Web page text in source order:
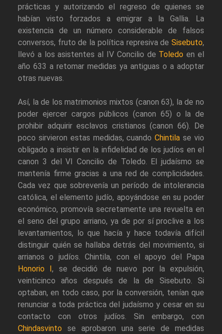
prácticas y autorizando el regreso de quienes se
habían visto forzados a emigrar a la Gallia. La
existencia de un número considerable de falsos
conversos, fruto de la política represiva de Sisebuto,
llevó a los asistentes al IV Concilio de Toledo en el
año 633 a retomar medidas ya antiguas o a adoptar
otras nuevas.
Así, la de los matrimonios mixtos (canon 63), la de no
poder ejercer cargos públicos (canon 65) o la de
prohibir adquirir esclavos cristianos (canon 66). De
poco sirvieron estas medidas, cuandoChintila se vio
obligado a insistir en la infidelidad de los judíos en el
canon 3 del VI Concilio de Toledo. El judaísmo se
mantenía firme gracias a una red de complicidades.
Cada vez que sobrevenía un período de intolerancia
católica, el elemento judío, apoyándose en su poder
económico, promovía secretamente una revuelta en
el seno del grupo arriano, ya de por sí proclive a los
levantamientos, lo que hacía y hace todavía difícil
distinguir quién se hallaba detrás del movimiento, si
arrianos o judíos. Chintila, con el apoyo del Papa
Honorio I, se decidió de nuevo por la expulsión,
veinticinco años después de la de Sisebuto. Si
optaban, en todo caso, por la conversión, tenían que
renunciar a toda práctica del judaísmo y cesar en su
contacto con otros judíos. Sin embargo, con
Chindasvinto se aprobaron una serie de medidas